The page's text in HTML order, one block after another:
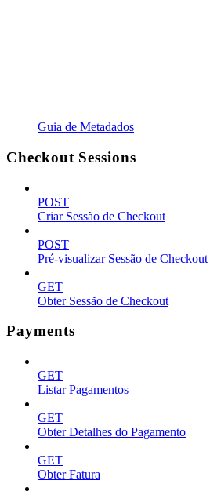
Guia de Metadados
Checkout Sessions
POST
Criar Sessão de Checkout
POST
Pré-visualizar Sessão de Checkout
GET
Obter Sessão de Checkout
Payments
GET
Listar Pagamentos
GET
Obter Detalhes do Pagamento
GET
Obter Fatura